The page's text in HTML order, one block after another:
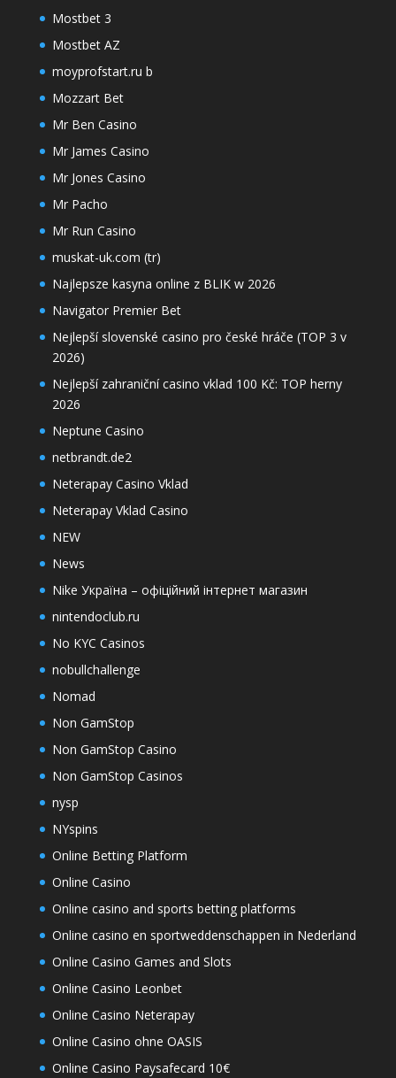
Mostbet 3
Mostbet AZ
moyprofstart.ru b
Mozzart Bet
Mr Ben Casino
Mr James Casino
Mr Jones Casino
Mr Pacho
Mr Run Casino
muskat-uk.com (tr)
Najlepsze kasyna online z BLIK w 2026
Navigator Premier Bet
Nejlepší slovenské casino pro české hráče (TOP 3 v
2026)
Nejlepší zahraniční casino vklad 100 Kč: TOP herny
2026
Neptune Casino
netbrandt.de2
Neterapay Casino Vklad
Neterapay Vklad Casino
NEW
News
Nike Україна – офіційний інтернет магазин
nintendoclub.ru
No KYC Casinos
nobullchallenge
Nomad
Non GamStop
Non GamStop Casino
Non GamStop Casinos
nysp
NYspins
Online Betting Platform
Online Casino
Online casino and sports betting platforms
Online casino en sportweddenschappen in Nederland
Online Casino Games and Slots
Online Casino Leonbet
Online Casino Neterapay
Online Casino ohne OASIS
Online Casino Paysafecard 10€